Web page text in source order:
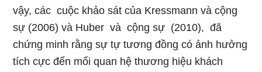
vậy, các cuộc khảo sát của Kressmann và cộng
sự (2006) và Huber và cộng sự (2010), đã
chứng minh rằng sự tự tương đồng có ảnh hưởng
tích cực đến mối quan hệ thương hiệu khách